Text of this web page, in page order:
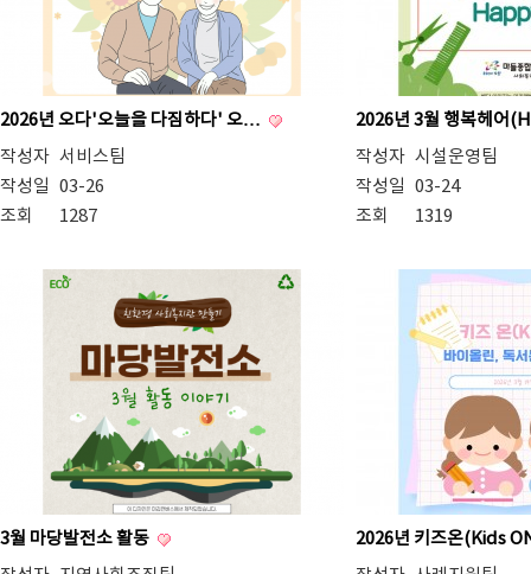
2026년 오다'오늘을 다짐하다' 오…
작성자 서비스팀
작성일 03-26
조회
1287
2026년 3월 행복헤어
작성자 시설운영팀
작성일 03-24
조회
1319
3월 마당발전소 활동
2026년 키즈온(Kids